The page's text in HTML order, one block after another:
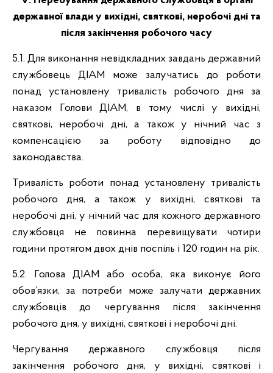
державної влади у вихідні, святкові, неробочі дні та
після закінчення робочого часу
5.1. Для виконання невідкладних завдань державний
службовець ДІАМ може залучатись до роботи
понад установлену тривалість робочого дня за
наказом Голови ДІАМ, в тому числі у вихідні,
святкові, неробочі дні, а також у нічний час з
компенсацією за роботу відповідно до
законодавства.
Тривалість роботи понад установлену тривалість
робочого дня, а також у вихідні, святкові та
неробочі дні, у нічний час для кожного державного
службовця не повинна перевищувати чотири
години протягом двох днів поспіль і 120 годин на рік.
5.2. Голова ДІАМ або особа, яка виконує його
обов’язки, за потреби може залучати державних
службовців до чергування після закінчення
робочого дня, у вихідні, святкові і неробочі дні.
Чергування державного службовця після
закінчення робочого дня, у вихідні, святкові і